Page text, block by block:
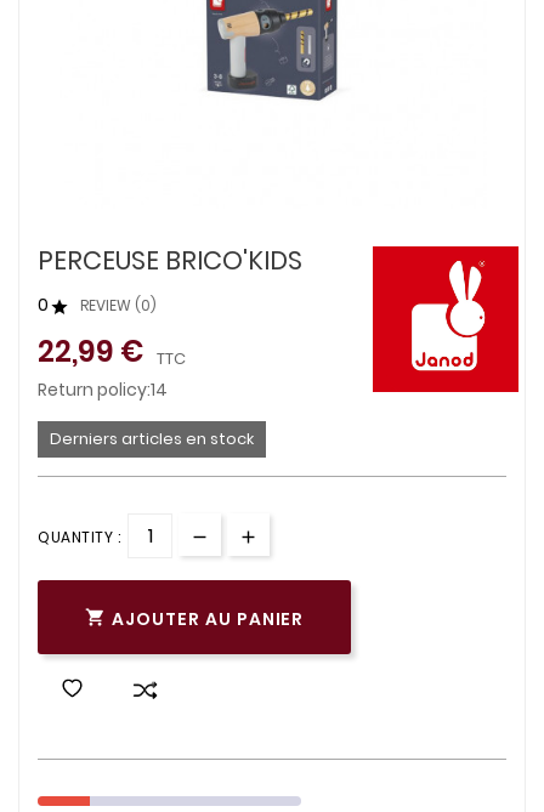
PERCEUSE BRICO'KIDS
0 REVIEW (0)
22,99 € TTC
Return policy:14
Derniers articles en stock
QUANTITY :
 AJOUTER AU PANIER